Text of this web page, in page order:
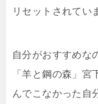
リセットされてい
自分がおすすめな
「羊と鋼の森」
んでこなかった自